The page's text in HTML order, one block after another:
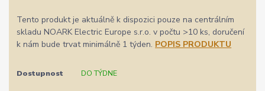
Tento produkt je aktuálně k dispozici pouze na centrálním
skladu NOARK Electric Europe s.r.o. v počtu >10 ks, doručení
k nám bude trvat minimálně 1 týden. POPIS PRODUKTU
Dostupnost DO TÝDNE